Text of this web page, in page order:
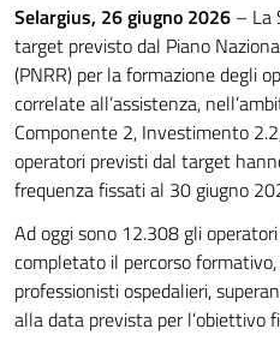
Selargius, 26 giugno 2026 – La
target previsto dal Piano
(PNRR) per la formazione degli
correlate all’assistenza,
Componente 2, Investimento
operatori previsti dal target
frequenza fissati al 30 giugno
Ad oggi sono 12.308 gli
completato il percorso
professionisti ospedalieri,
alla data prevista per l’obiettivo